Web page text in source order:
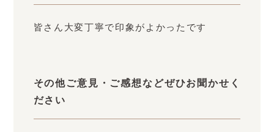
皆さん大変丁寧で印象がよかったです
その他ご意見・ご感想などぜひお聞かせく
ださい